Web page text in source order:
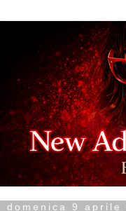
domenica 9 aprile